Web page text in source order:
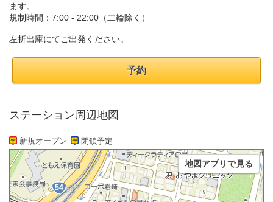
ます。
規制時間：7:00 - 22:00（二輪除く）
左折出庫にてご出発ください。
予約
ステーション周辺地図
新規オープン 閉鎖予定
地図アプリで見る